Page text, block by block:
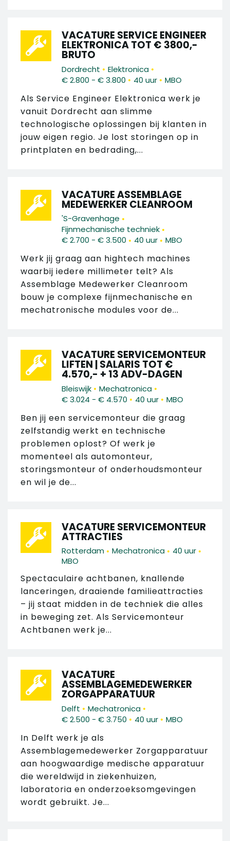
VACATURE SERVICE ENGINEER
ELEKTRONICA TOT € 3800,-
BRUTO
Dordrecht • Elektronica •
€ 2.800 - € 3.800 • 40 uur • MBO
Als Service Engineer Elektronica werk je
vanuit Dordrecht aan slimme
technologische oplossingen bij klanten in
jouw eigen regio. Je lost storingen op in
printplaten en bedrading,...
VACATURE ASSEMBLAGE
MEDEWERKER CLEANROOM
'S-Gravenhage •
Fijnmechanische techniek •
€ 2.700 - € 3.500 • 40 uur • MBO
Werk jij graag aan hightech machines
waarbij iedere millimeter telt? Als
Assemblage Medewerker Cleanroom
bouw je complexe fijnmechanische en
mechatronische modules voor de...
VACATURE SERVICEMONTEUR
LIFTEN | SALARIS TOT €
4.570,- + 13 ADV-DAGEN
Bleiswijk • Mechatronica •
€ 3.024 - € 4.570 • 40 uur • MBO
Ben jij een servicemonteur die graag
zelfstandig werkt en technische
problemen oplost? Of werk je
momenteel als automonteur,
storingsmonteur of onderhoudsmonteur
en wil je de...
VACATURE SERVICEMONTEUR
ATTRACTIES
Rotterdam • Mechatronica • 40 uur •
MBO
Spectaculaire achtbanen, knallende
lanceringen, draaiende familieattracties
– jij staat midden in de techniek die alles
in beweging zet. Als Servicemonteur
Achtbanen werk je...
VACATURE
ASSEMBLAGEMEDEWERKER
ZORGAPPARATUUR
Delft • Mechatronica •
€ 2.500 - € 3.750 • 40 uur • MBO
In Delft werk je als
Assemblagemedewerker Zorgapparatuur
aan hoogwaardige medische apparatuur
die wereldwijd in ziekenhuizen,
laboratoria en onderzoeksomgevingen
wordt gebruikt. Je...